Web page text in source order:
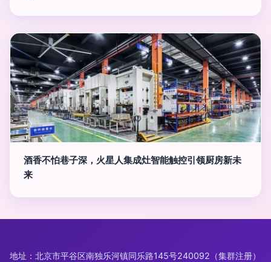
酒香不怕巷子深，火星人集成灶智能触控引领厨房新未
来
地址：北京市平谷区南独乐河镇同乐路145号240092（集群注册）